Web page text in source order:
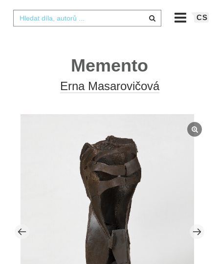
CS
Memento
Erna Masarovičová